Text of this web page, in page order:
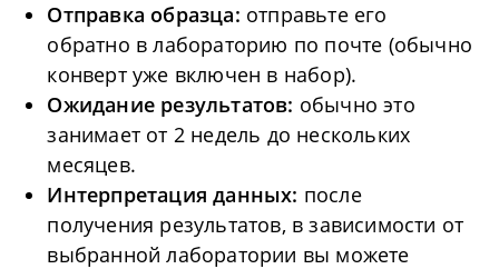
Отправка образца: отправьте его
обратно в лабораторию по почте (обычно
конверт уже включен в набор).
Ожидание результатов: обычно это
занимает от 2 недель до нескольких
месяцев.
Интерпретация данных: после
получения результатов, в зависимости от
выбранной лаборатории вы можете